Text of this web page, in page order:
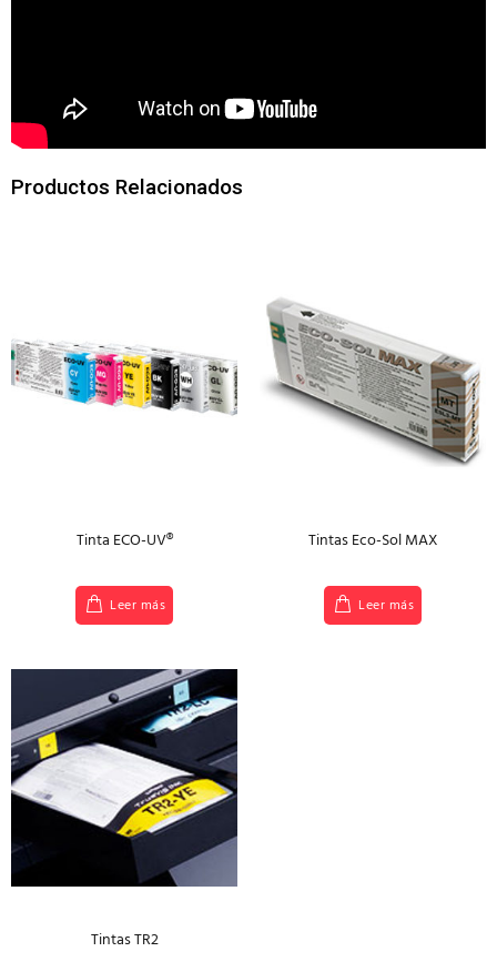
Productos Relacionados
Tinta ECO-UV®
Leer más
Tintas Eco-Sol MAX
Leer más
Tintas TR2